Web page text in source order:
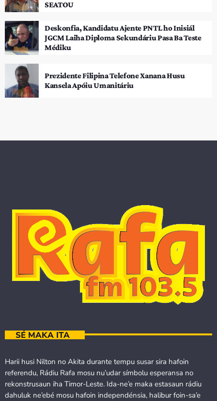
SEATOU
Deskonfia, Kandidatu Ajente PNTL ho Inisiál
JGCM Laiha Diploma Sekundáriu Pasa Ba Teste
Médiku
Prezidente Filipina Telefone Xanana Husu
Kansela Apóiu Umanitáriu
SÉ MAKA ITA
Harii husi Nilton no Akita durante tempu susar sira hafoin
referendu, Rádiu Rafa mosu nu’udar símbolu esperansa no
rekonstrusaun iha Timor-Leste. Ida-ne’e maka estasaun rádiu
dahuluk ne’ebé mosu hafoin independénsia, halibur foin-sa’e